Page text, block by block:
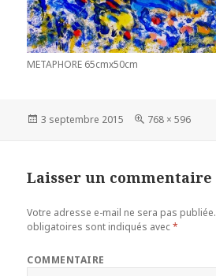
METAPHORE 65cmx50cm
Publié
3 septembre 2015
Taille
768 × 596
Laisser un commentaire
Votre adresse e-mail ne sera pas publiée.
obligatoires sont indiqués avec*
COMMENTAIRE